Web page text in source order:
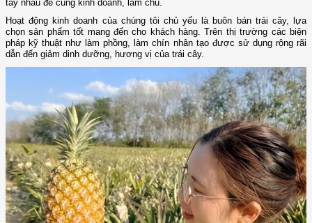
tay nhau để cùng kinh doanh, làm chủ.
Hoạt động kinh doanh của chúng tôi chủ yếu là buôn bán trái cây, lựa
chọn sản phẩm tốt mang đến cho khách hàng. Trên thị trường các biện
pháp kỹ thuật như làm phồng, làm chín nhân tạo được sử dụng rộng rãi
dẫn đến giảm dinh dưỡng, hương vị của trái cây.